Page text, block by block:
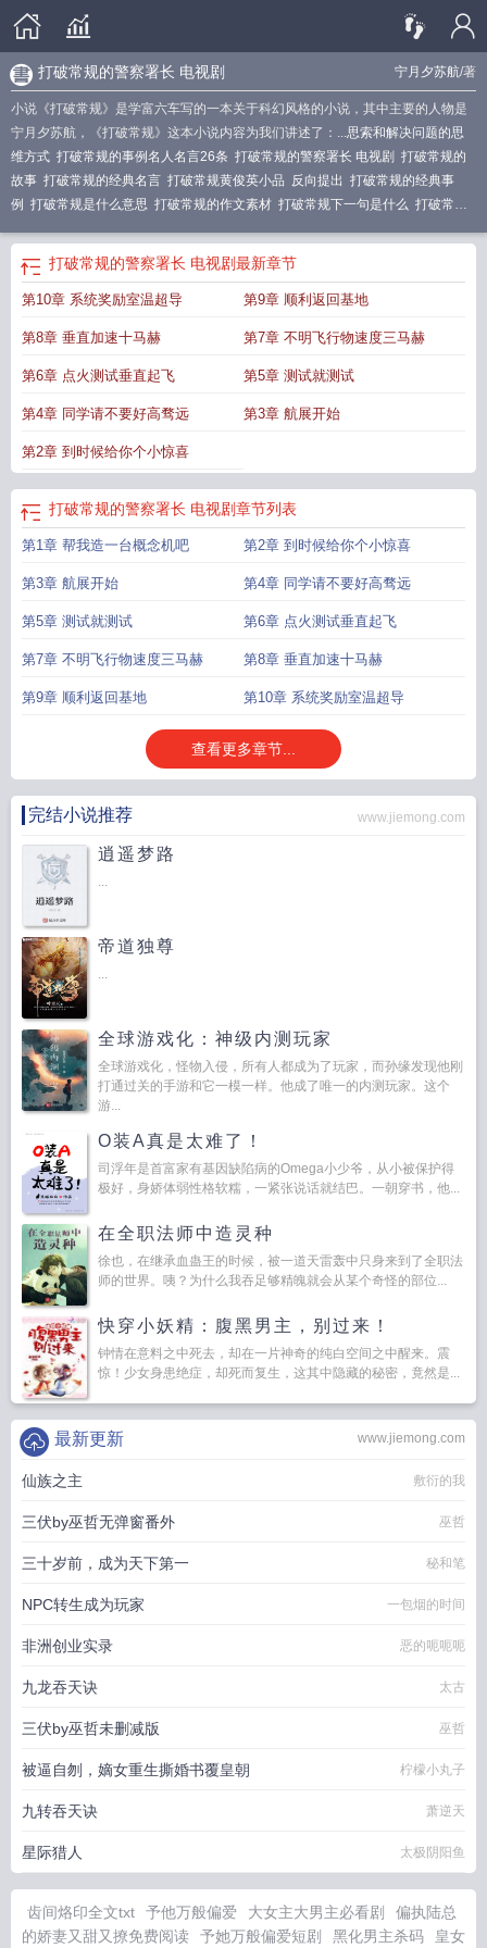
宁月夕苏航/著
打破常规的警察署长 电视剧
小说《打破常规》是学富六车写的一本关于科幻风格的小说，其中主要的人物是
宁月夕苏航，《打破常规》这本小说内容为我们讲述了：...思索和解决问题的思
维方式 打破常规的事例名人名言26条 打破常规的警察署长 电视剧 打破常规的
故事 打破常规的经典名言 打破常规黄俊英小品 反向提出 打破常规的经典事
例 打破常规是什么意思 打破常规的作文素材 打破常规下一句是什么 打破常规
常规的议论文
打破常规思维英语 打破常规英语打破常规的警察署长全集在
线 打破常规方能破局
破常规才能走出新路子打破常规敢于创新的作文打破常规的素材
文打破常规的意思是什么 打破常规意思打破常规开辟新路作文素材广告要追
求出其不意的效果必须要打破常规
打破常规作文800字打破常规的人叫什么
说打破常规的警察署长打破常规是成语吗敢于创新议论文800字
文素材 打破常规的事情有哪些
常规思维的英文
常规勇于突破打破常规敢于创新的名人名言打破常规的议论文素材打破常规的
事例素材打破常规的作文600字打破常规的成语
破自我的作文打破常规素材打破常规的作文800字议论文打破常规思维的作
名人例子打破常规思维的小故事 打破常规的重要性打破常规解决问题的事
例 打破常规才能成功 打破常规猜一个字 打破常规作文800字议论文
经典事例打破常规的自由是什么意思 打破常规思维的名人名言
规的名人素材打破常规最经典十句话 打破常规图片敢于打破常规
打破常规的警察署长 电视剧最新章节
第10章 系统奖励室温超导 第9章 顺利返回基地
第8章 垂直加速十马赫 第7章 不明飞行物速度三马赫
第6章 点火测试垂直起飞 第5章 测试就测试
第4章 同学请不要好高骛远 第3章 航展开始
第2章 到时候给你个小惊喜
打破常规的警察署长 电视剧章节列表
第1章 帮我造一台概念机吧 第2章 到时候给你个小惊喜
第3章 航展开始 第4章 同学请不要好高骛远
第5章 测试就测试 第6章 点火测试垂直起飞
第7章 不明飞行物速度三马赫 第8章 垂直加速十马赫
第9章 顺利返回基地 第10章 系统奖励室温超导
查看更多章节...
完结小说推荐 www.jiemong.com
逍遥梦路
...
帝道独尊
...
全球游戏化：神级内测玩家
全球游戏化，怪物入侵，所有人都成为了玩家，而孙缘发现他刚
打通过关的手游和它一模一样。他成了唯一的内测玩家。这个
游...
O装A真是太难了！
司浮年是首富家有基因缺陷病的Omega小少爷，从小被保护得
极好，身娇体弱性格软糯，一紧张说话就结巴。一朝穿书，他...
在全职法师中造灵种
徐也，在继承血蛊王的时候，被一道天雷轰中只身来到了全职法
师的世界。咦？为什么我吞足够精魄就会从某个奇怪的部位...
快穿小妖精：腹黑男主，别过来！
钟情在意料之中死去，却在一片神奇的纯白空间之中醒来。震
惊！少女身患绝症，却死而复生，这其中隐藏的秘密，竟然是...
www.jiemong.com
最新更新
仙族之主 敷衍的我
三伏by巫哲无弹窗番外 巫哲
三十岁前，成为天下第一 秘和笔
NPC转生成为玩家 一包烟的时间
非洲创业实录 恶的呃呃呃
九龙吞天诀 太古
三伏by巫哲未删减版 巫哲
被逼自刎，嫡女重生撕婚书覆皇朝 柠檬小丸子
九转吞天诀 萧逆天
星际猎人 太极阴阳鱼
齿间烙印全文txt 予他万般偏爱 大女主大男主必看剧
偏执陆总
的娇妻又甜又撩免费阅读
予她万般偏爱短剧 黑化男主杀码 皇女